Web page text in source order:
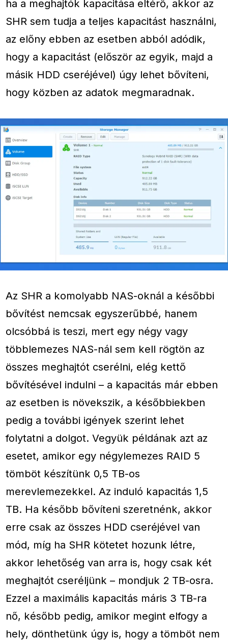
ha a meghajtók kapacitása eltérő, akkor az
SHR sem tudja a teljes kapacitást használni,
az előny ebben az esetben abból adódik,
hogy a kapacitást (először az egyik, majd a
másik HDD cseréjével) úgy lehet bővíteni,
hogy közben az adatok megmaradnak.
Az SHR a komolyabb NAS-oknál a későbbi
bővítést nemcsak egyszerűbbé, hanem
olcsóbbá is teszi, mert egy négy vagy
többlemezes NAS-nál sem kell rögtön az
összes meghajtót cserélni, elég kettő
bővítésével indulni – a kapacitás már ebben
az esetben is növekszik, a későbbiekben
pedig a további igények szerint lehet
folytatni a dolgot. Vegyük példának azt az
esetet, amikor egy négylemezes RAID 5
tömböt készítünk 0,5 TB-os
merevlemezekkel. Az induló kapacitás 1,5
TB. Ha később bővíteni szeretnénk, akkor
erre csak az összes HDD cseréjével van
mód, míg ha SHR kötetet hozunk létre,
akkor lehetőség van arra is, hogy csak két
meghajtót cseréljünk – mondjuk 2 TB-osra.
Ezzel a maximális kapacitás máris 3 TB-ra
nő, később pedig, amikor megint elfogy a
hely, dönthetünk úgy is, hogy a tömböt nem